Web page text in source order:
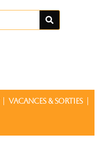
VACANCES & SORTIES